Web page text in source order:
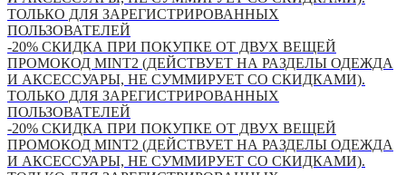
ТОЛЬКО ДЛЯ ЗАРЕГИСТРИРОВАННЫХ
ПОЛЬЗОВАТЕЛЕЙ
-20% СКИДКА ПРИ ПОКУПКЕ ОТ ДВУХ ВЕЩЕЙ
ПРОМОКОД MINT2 (ДЕЙСТВУЕТ НА РАЗДЕЛЫ ОДЕЖДА
И АКСЕССУАРЫ, НЕ СУММИРУЕТ СО СКИДКАМИ).
ТОЛЬКО ДЛЯ ЗАРЕГИСТРИРОВАННЫХ
ПОЛЬЗОВАТЕЛЕЙ
-20% СКИДКА ПРИ ПОКУПКЕ ОТ ДВУХ ВЕЩЕЙ
ПРОМОКОД MINT2 (ДЕЙСТВУЕТ НА РАЗДЕЛЫ ОДЕЖДА
И АКСЕССУАРЫ, НЕ СУММИРУЕТ СО СКИДКАМИ).